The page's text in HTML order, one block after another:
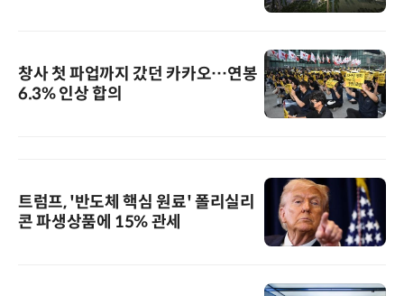
창사 첫 파업까지 갔던 카카오…연봉
6.3% 인상 합의
트럼프, '반도체 핵심 원료' 폴리실리
콘 파생상품에 15% 관세